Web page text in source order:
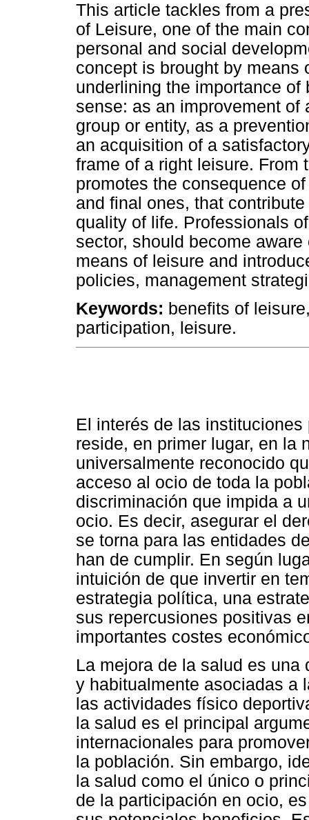
This article tackles from a
of Leisure, one of the main
personal and social
concept is brought by means
underlining the importance
sense: as an improvement
group or entity, as a
an acquisition of a
frame of a right leisure. From
promotes the consequence
and final ones, that
quality of life. Professionals
sector, should become
means of leisure and
policies, management
Keywords: benefits of
participation, leisure.
El interés de las
reside, en primer lugar, en la
universalmente reconocido
acceso al ocio de toda la
discriminación que impida a
ocio. Es decir, asegurar el
se torna para las entidades
han de cumplir. En según
intuición de que invertir en
estrategia política, una
sus repercusiones positivas
importantes costes
La mejora de la salud es
y habitualmente asociadas a
las actividades físico
la salud es el principal
internacionales para
la población. Sin embargo,
la salud como el único o
de la participación en ocio,